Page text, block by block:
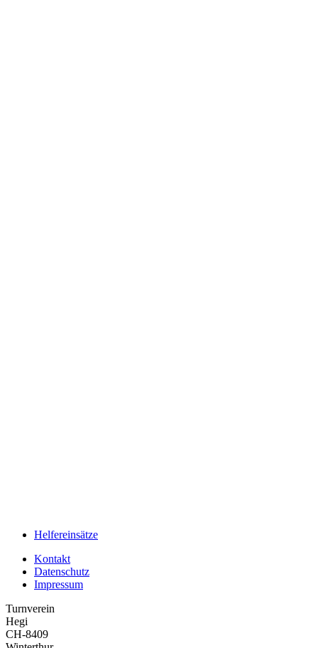
Helfereinsätze
Kontakt
Datenschutz
Impressum
Turnverein
Hegi
CH-8409